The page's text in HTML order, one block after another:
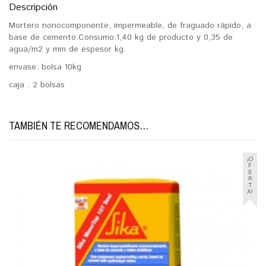
Descripción
Mortero nonocomponente, impermeable, de fraguado rápido, a
base de cemento.Consumo:1,40 kg de producto y 0,35 de
agua/m2 y mm de espesor kg.
envase: bolsa 10kg
caja : 2 bolsas
TAMBIÉN TE RECOMENDAMOS…
¡O
F
E
R
T
A!